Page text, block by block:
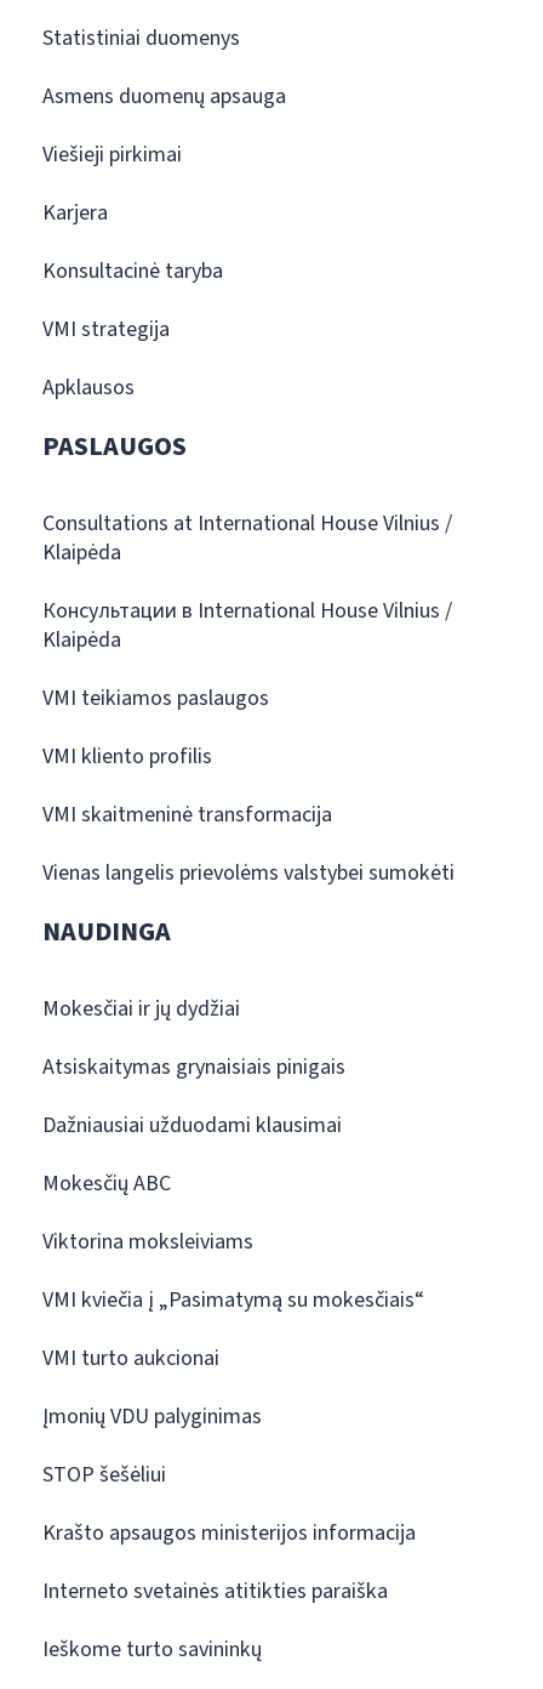
Statistiniai duomenys
Asmens duomenų apsauga
Viešieji pirkimai
Karjera
Konsultacinė taryba
VMI strategija
Apklausos
PASLAUGOS
Consultations at International House Vilnius /
Klaipėda
Консультации в International House Vilnius /
Klaipėda
VMI teikiamos paslaugos
VMI kliento profilis
VMI skaitmeninė transformacija
Vienas langelis prievolėms valstybei sumokėti
NAUDINGA
Mokesčiai ir jų dydžiai
Atsiskaitymas grynaisiais pinigais
Dažniausiai užduodami klausimai
Mokesčių ABC
Viktorina moksleiviams
VMI kviečia į „Pasimatymą su mokesčiais“
VMI turto aukcionai
Įmonių VDU palyginimas
STOP šešėliui
Krašto apsaugos ministerijos informacija
Interneto svetainės atitikties paraiška
Ieškome turto savininkų